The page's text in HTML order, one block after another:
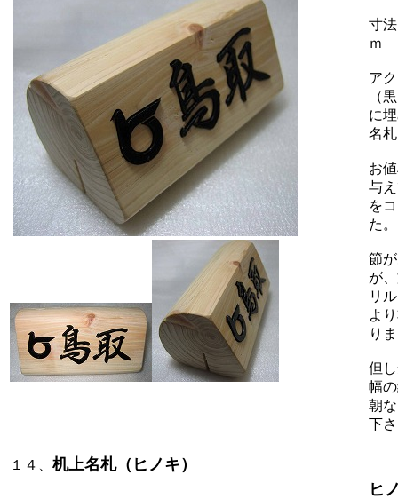
寸
ｍ
ア
（
に
名
お
与
を
た。
節
が
リ
よ
り
但
幅
朝
下
１４、 机上名札（ヒノキ）
ヒ